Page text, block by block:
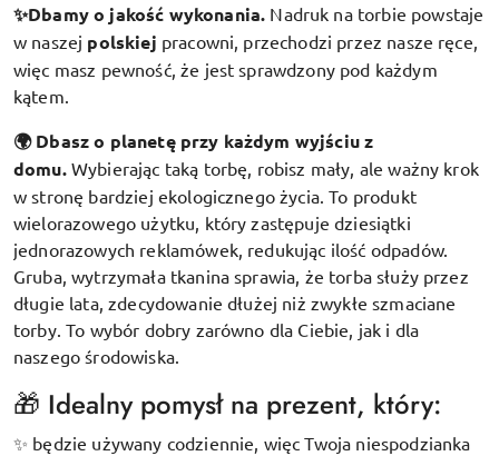
✨Dbamy o jakość wykonania. Nadruk na torbie powstaje
w naszej polskiej pracowni, przechodzi przez nasze ręce,
więc masz pewność, że jest sprawdzony pod każdym
kątem.
🌍 Dbasz o planetę przy każdym wyjściu z
domu. Wybierając taką torbę, robisz mały, ale ważny krok
w stronę bardziej ekologicznego życia. To produkt
wielorazowego użytku, który zastępuje dziesiątki
jednorazowych reklamówek, redukując ilość odpadów.
Gruba, wytrzymała tkanina sprawia, że torba służy przez
długie lata, zdecydowanie dłużej niż zwykłe szmaciane
torby. To wybór dobry zarówno dla Ciebie, jak i dla
naszego środowiska.
🎁 Idealny pomysł na prezent, który:
✨ będzie używany codziennie, więc Twoja niespodzianka